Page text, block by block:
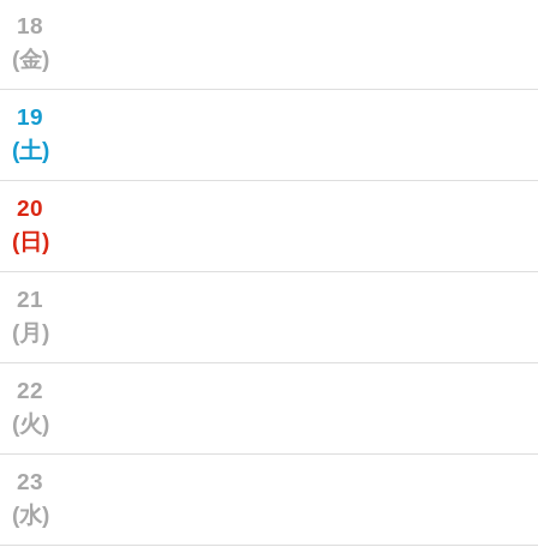
18
(金)
19
(土)
20
(日)
21
(月)
22
(火)
23
(水)